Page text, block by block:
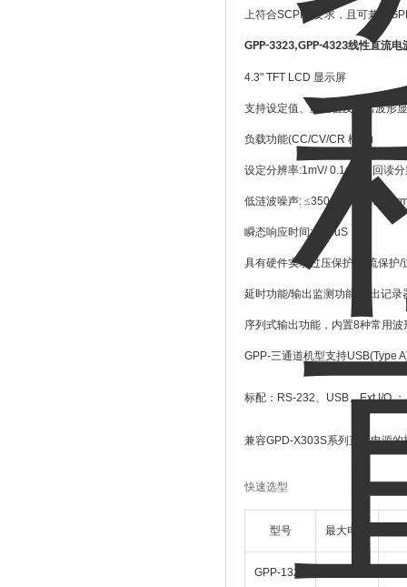
上符合SCPI 的要求，且可兼容
GPP-3323,GPP-4323线性直流电
4.3" TFT LCD 显示屏
支持设定值、测量值及输出波形
负载功能(CC/CV/CR 模式 )
设定分辨率:1mV/ 0.1mA ；回读
低涟波噪声: ≤350uVrms/ ≤
瞬态响应时间: 50uS
具有硬件实现过压保护 过流保护/
延时功能/输出监测功能 输出记
序列式输出功能，内置8种常用波
GPP-三通道机型支持USB(Type
标配： RS-232、 USB、Ext I/O；
兼容GPD-X303S系列直流电源的
快速选型
型号 最大电流
GPP-1326